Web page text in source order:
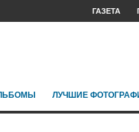
ГАЗЕТА
ЛУЧШИЕ